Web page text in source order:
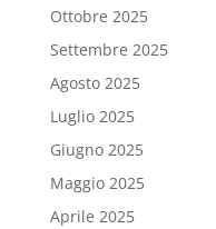
Ottobre 2025
Settembre 2025
Agosto 2025
Luglio 2025
Giugno 2025
Maggio 2025
Aprile 2025